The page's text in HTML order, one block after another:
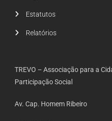
Estatutos
Relatórios
TREVO – Associação para a
Participação Social
Av. Cap. Homem Ribeiro